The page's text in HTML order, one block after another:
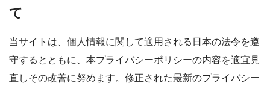
て
当サイトは、個人情報に関して適用される日本の法令を遵
守するとともに、本プライバシーポリシーの内容を適宜見
直しその改善に努めます。修正された最新のプライバシー